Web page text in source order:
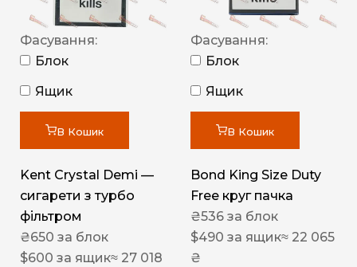
Фасування:
Блок
Ящик
В Кошик
Kent Crystal Demi —
сигарети з турбо
фільтром
₴650 за блок
$600 за ящик≈ 27 018
Фасування:
Блок
Ящик
В Кошик
Bond King Size Duty
Free круг пачка
₴536 за блок
$490 за ящик≈ 22 065
₴